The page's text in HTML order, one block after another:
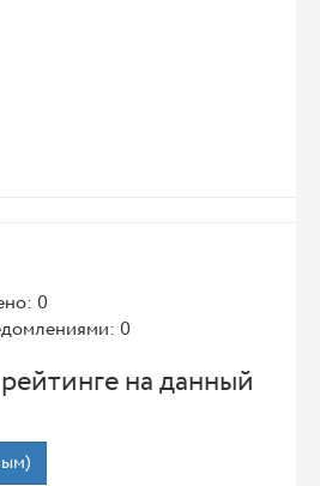
0
0
на данный